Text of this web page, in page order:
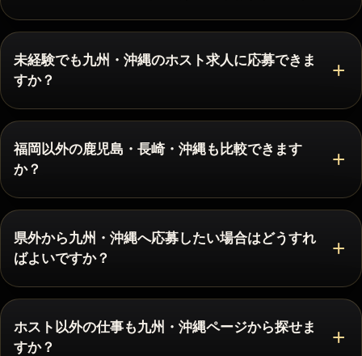
未経験でも九州・沖縄のホスト求人に応募できま
すか？
福岡以外の鹿児島・長崎・沖縄も比較できます
か？
県外から九州・沖縄へ応募したい場合はどうすれ
ばよいですか？
ホスト以外の仕事も九州・沖縄ページから探せま
すか？